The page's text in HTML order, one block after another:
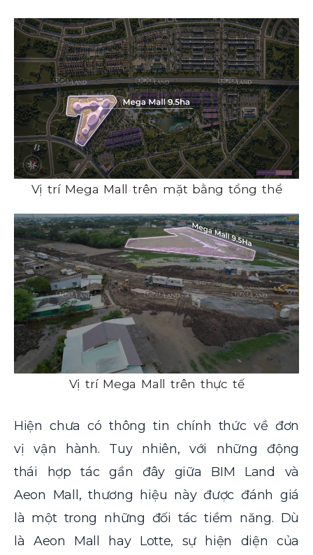
Vị trí Mega Mall trên mặt bằng tổng thể
Vị trí Mega Mall trên thực tế
Hiện chưa có thông tin chính thức về đơn
vị vận hành. Tuy nhiên, với những động
thái hợp tác gần đây giữa BIM Land và
Aeon Mall, thương hiệu này được đánh giá
là một trong những đối tác tiềm năng. Dù
là Aeon Mall hay Lotte, sự hiện diện của